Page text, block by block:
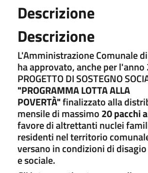
Descrizione
Descrizione
L'Amministrazione Comunale
ha approvato, anche per
PROGETTO DI SOSTEGNO
"PROGRAMMA LOTTA ALLA
POVERTÀ"finalizzato alla
mensile di massimo20 pacchi
favore di altrettanti nuclei
residenti nel territorio
versano in condizioni di
e sociale.